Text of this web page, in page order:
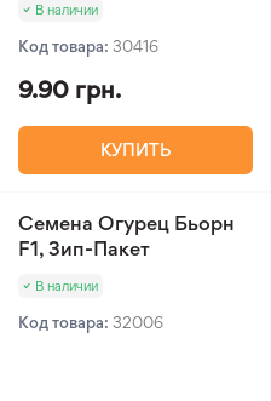
В наличии
Код товара: 30416
9.90 грн.
КУПИТЬ
Семена Огурец Бьорн
F1, Зип-Пакет
В наличии
Код товара: 32006